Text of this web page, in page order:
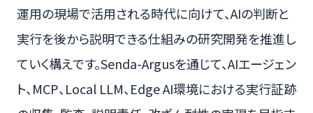
運用の現場で活用される時代に向けて、AIの判断と
実行を後から説明できる仕組みの研究開発を推進し
ていく構えです。Senda-Argusを通じて、AIエージェン
ト、MCP、Local LLM、Edge AI環境における実行証跡